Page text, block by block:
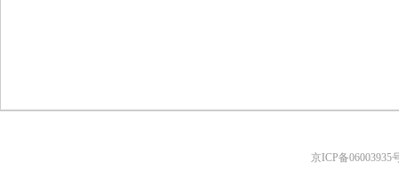
京ICP备06003935